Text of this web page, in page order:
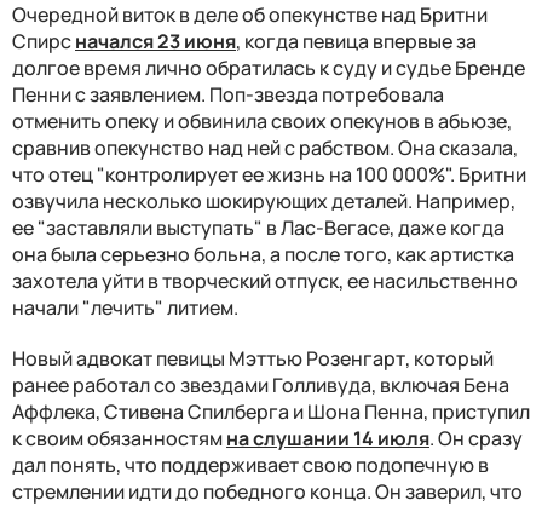
Очередной виток в деле об опекунстве над Бритни
Спирсначался 23 июня, когда певица впервые за
долгое время лично обратилась к суду и судье Бренде
Пенни с заявлением. Поп-звезда потребовала
отменить опеку и обвинила своих опекунов в абьюзе,
сравнив опекунство над ней с рабством. Она сказала,
что отец "контролирует ее жизнь на 100 000%". Бритни
озвучила несколько шокирующих деталей. Например,
ее "заставляли выступать" в Лас-Вегасе, даже когда
она была серьезно больна, а после того, как артистка
захотела уйти в творческий отпуск, ее насильственно
начали "лечить" литием.
Новый адвокат певицы Мэттью Розенгарт, который
ранее работал со звездами Голливуда, включая Бена
Аффлека, Стивена Спилберга и Шона Пенна, приступил
к своим обязанностямна слушании 14 июля. Он сразу
дал понять, что поддерживает свою подопечную в
стремлении идти до победного конца. Он заверил, что